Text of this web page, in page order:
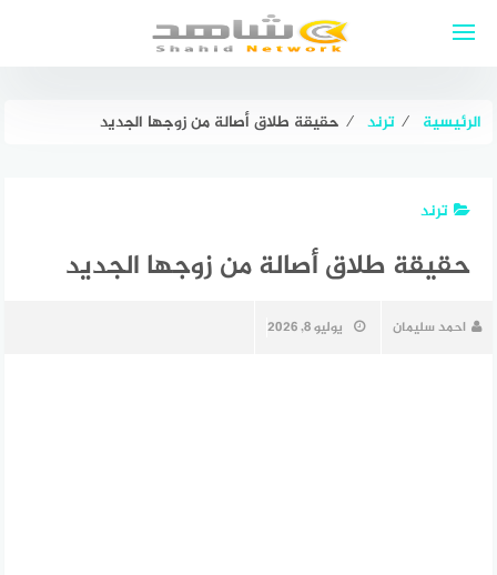
الرئيسية ⁄ ترند ⁄ حقيقة طلاق أصالة من زوجها الجديد
ترند
حقيقة طلاق أصالة من زوجها الجديد
احمد سليمان يوليو 8, 2026